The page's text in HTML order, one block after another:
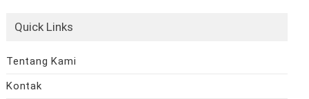
Quick Links
Tentang Kami
Kontak